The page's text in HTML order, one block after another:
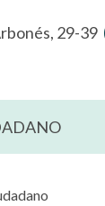
29-39